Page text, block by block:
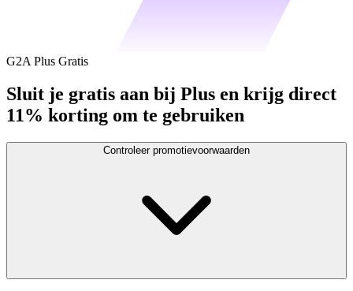
G2A Plus Gratis
Sluit je gratis aan bij Plus en krijg direct
11% korting om te gebruiken
Controleer promotievoorwaarden